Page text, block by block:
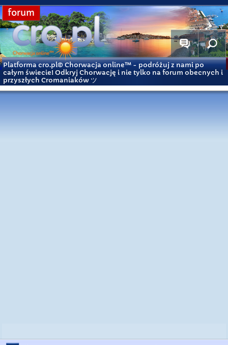
forum
Platforma cro.pl© Chorwacja online™ - podróżuj z nami po
całym świecie! Odkryj Chorwację i nie tylko na forum obecnych i
przyszłych Cromaniaków ツ